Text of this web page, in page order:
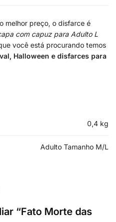
melhor preço, o disfarce é
com capuz para Adulto L
você está procurando temos
Halloween e disfarces para
0,4 kg
Adulto Tamanho M/L
“Fato Morte das